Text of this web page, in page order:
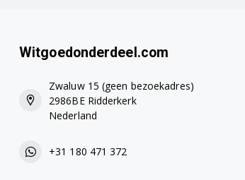
Witgoedonderdeel.com
Zwaluw 15 (geen bezoekadres)
2986BE Ridderkerk
Nederland
+31 180 471 372